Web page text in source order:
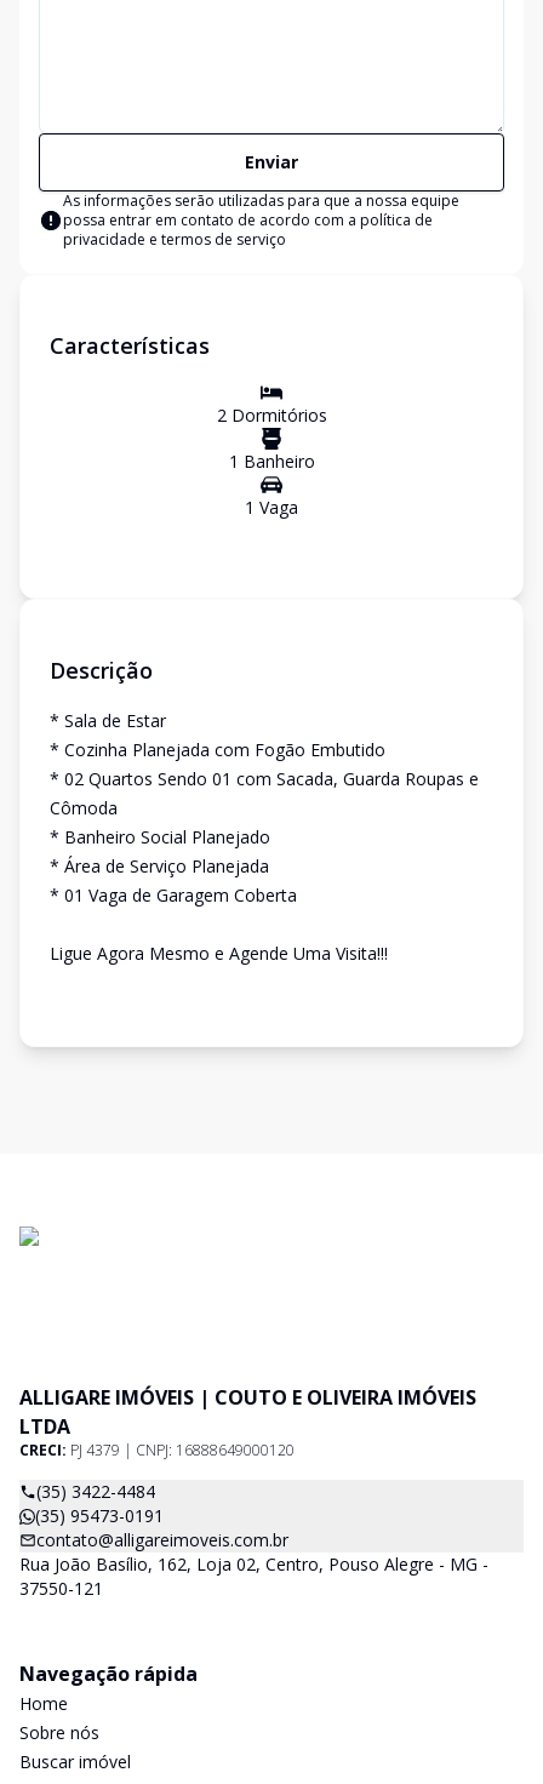
Enviar
As informações serão utilizadas para que a nossa equipe
possa entrar em contato de acordo com a política de
privacidade e termos de serviço
Características
2Dormitórios
1 Banheiro
1 Vaga
Descrição
* Sala de Estar
* Cozinha Planejada com Fogão Embutido
* 02 Quartos Sendo 01 com Sacada, Guarda Roupas e
Cômoda
* Banheiro Social Planejado
* Área de Serviço Planejada
* 01 Vaga de Garagem Coberta
Ligue Agora Mesmo e Agende Uma Visita!!!
ALLIGARE IMÓVEIS | COUTO E OLIVEIRA IMÓVEIS
LTDA
CRECI: PJ 4379 | CNPJ: 16888649000120
(35) 3422-4484
(35) 95473-0191
contato@alligareimoveis.com.br
Rua João Basílio, 162, Loja 02, Centro, Pouso Alegre - MG -
37550-121
Navegação rápida
Home
Sobre nós
Buscar imóvel